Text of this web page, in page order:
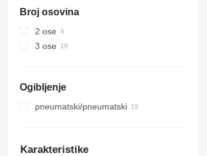
Broj osovina
2 ose
3 ose
Ogibljenje
pneumatski/pneumatski
Karakteristike